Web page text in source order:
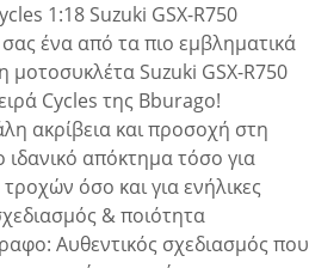
1:18 Suzuki GSX-R750
ένα από τα πιο εμβληματικά
Suzuki GSX-R750
Cycles της Bburago!
ακρίβεια και προσοχή στη
ιδανικό απόκτημα τόσο για
όσο και για ενήλικες
& ποιότητα
Αυθεντικός σχεδιασμός που